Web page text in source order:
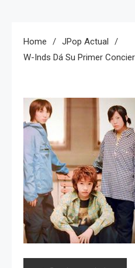
Home
JPop Actual
W-Inds Dá Su Primer